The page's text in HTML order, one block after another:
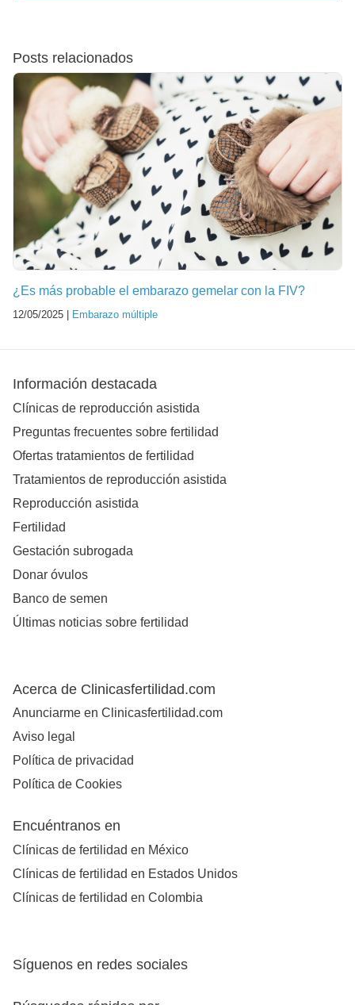
Posts relacionados
¿Es más probable el embarazo gemelar con la FIV?
12/05/2025 | Embarazo múltiple
Información destacada
Clínicas de reproducción asistida
Preguntas frecuentes sobre fertilidad
Ofertas tratamientos de fertilidad
Tratamientos de reproducción asistida
Reproducción asistida
Fertilidad
Gestación subrogada
Donar óvulos
Banco de semen
Últimas noticias sobre fertilidad
Acerca de Clinicasfertilidad.com
Anunciarme en Clinicasfertilidad.com
Aviso legal
Política de privacidad
Política de Cookies
Encuéntranos en
Clínicas de fertilidad en México
Clínicas de fertilidad en Estados Unidos
Clínicas de fertilidad en Colombia
Síguenos en redes sociales